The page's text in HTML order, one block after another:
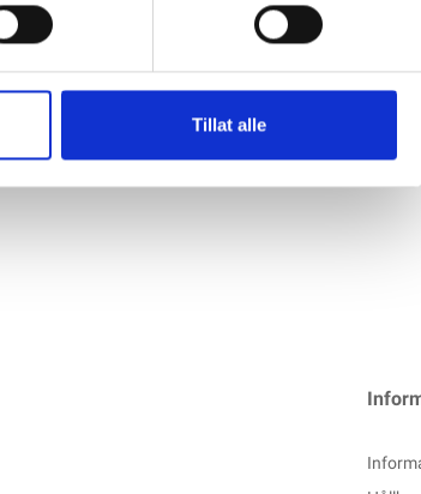
Tillat alle
robusta VARTA® Powersports AGM-batterierna.